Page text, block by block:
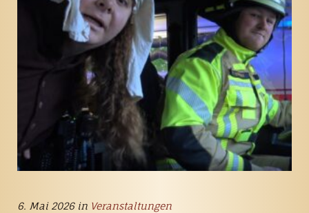
6. Mai 2026 in Veranstaltungen